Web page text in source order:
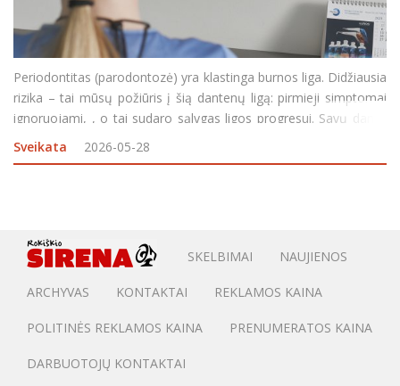
Periodontitas (parodontozė) yra klastinga burnos liga. Didžiausia
rizika – tai mūsų požiūris į šią dantenų ligą: pirmieji simptomai
ignoruojami, , o tai sudaro sąlygas ligos progresui. Savų dantų
netekimas – sudėtingiausia komplikacija, kurią sukelia
Sveikata 2026-05-28
SKELBIMAI NAUJIENOS
ARCHYVAS KONTAKTAI REKLAMOS KAINA
POLITINĖS REKLAMOS KAINA PRENUMERATOS KAINA
DARBUOTOJŲ KONTAKTAI